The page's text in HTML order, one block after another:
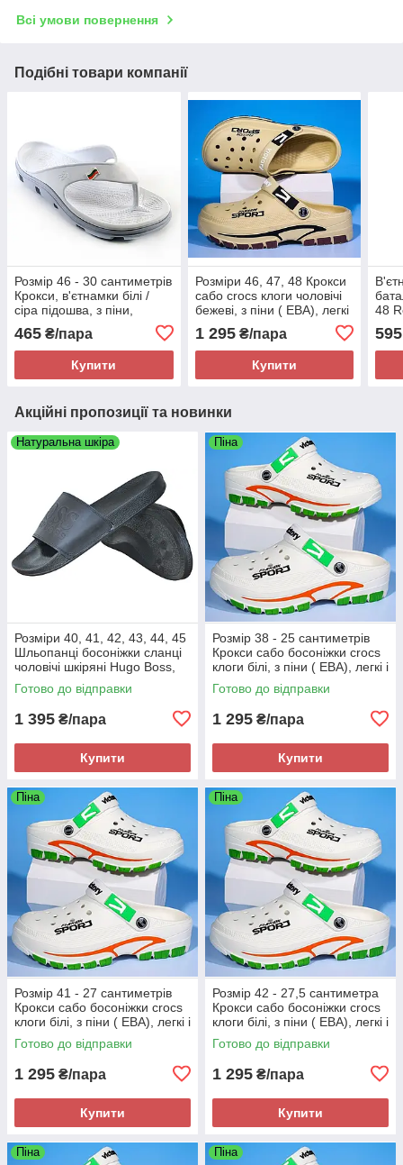
Всі умови повернення
Подібні товари компанії
Розмір 46 - 30 сантиметрів
Крокси, в'єтнамки білі /
сіра підошва, з піни,
118314
465 ₴/пара
Купити
Розміри 46, 47, 48 Крокси
сабо crocs клоги чоловічі
бежеві, з піни ( ЕВА), легкі
1 295₴/пара
Купити
48
595
Акційні пропозиції та новинки
Натуральна шкіра
Розміри 40, 41, 42, 43, 44, 45
Шльопанці босоніжки сланці
чоловічі шкіряні Hugo Boss,
чорні, на підошві з піни
Готово до відправки
1 395 ₴/пара
Купити
Піна
Розмір 38 - 25 сантиметрів
Крокси сабо босоніжки crocs
клоги білі, з піни ( ЕВА), легкі і
зручні
Готово до відправки
1 295 ₴/пара
Купити
Піна
Розмір 41 - 27 сантиметрів
Крокси сабо босоніжки crocs
клоги білі, з піни ( ЕВА), легкі і
зручні
Готово до відправки
1 295 ₴/пара
Купити
Піна
Розмір 42 - 27,5 сантиметра
Крокси сабо босоніжки crocs
клоги білі, з піни ( ЕВА), легкі і
зручні
Готово до відправки
1 295 ₴/пара
Купити
Піна Піна